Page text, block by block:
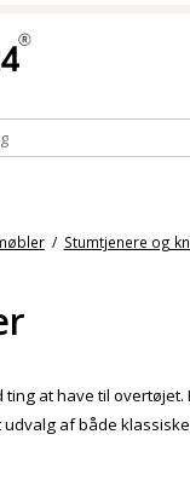
/ Stumtjenere og
ting at have til overtøjet.
af både